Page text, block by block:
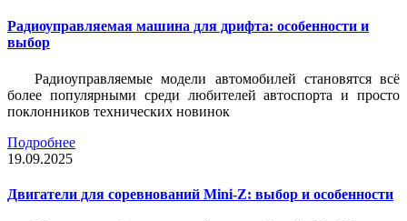
Радиоуправляемая машина для дрифта: особенности и
выбор
Радиоуправляемые модели автомобилей становятся всё
более популярными среди любителей автоспорта и просто
поклонников технических новинок
Подробнее
19.09.2025
Двигатели для соревнований Mini-Z: выбор и особенности